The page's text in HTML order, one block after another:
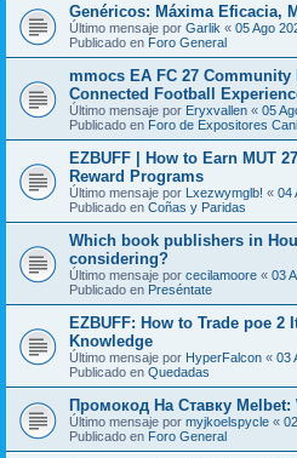
Genéricos: Máxima Eficacia,
Último mensaje por Garlik « 05 Ago
Publicado en Foro General
mmocs EA FC 27 Community
Connected Football
Último mensaje por Eryxvallen « 05
Publicado en Foro de Expositores
EZBUFF | How to Earn MUT
Reward Programs
Último mensaje por Lxezwymglb! « 04
Publicado en Coñas y Paridas
Which book publishers in
considering?
Último mensaje por cecilamoore « 03
Publicado en Preséntate
EZBUFF: How to Trade poe
Knowledge
Último mensaje por HyperFalcon « 03
Publicado en Quedadas
Промокод На Ставку Melbet:
Último mensaje por myjkoelspycle «
Publicado en Foro General